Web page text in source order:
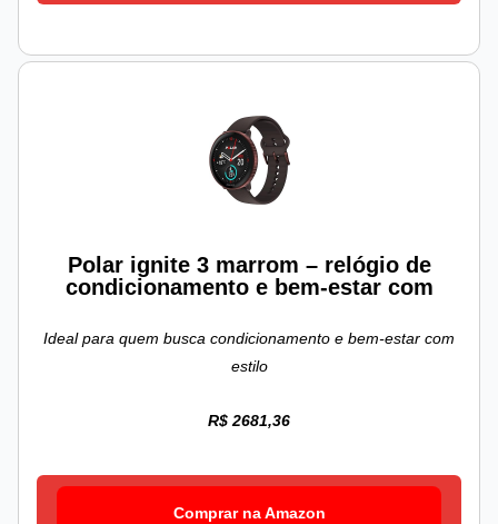
Polar ignite 3 marrom – relógio de
condicionamento e bem-estar com
Ideal para quem busca condicionamento e bem-estar com
estilo
R$ 2681,36
Comprar na Amazon